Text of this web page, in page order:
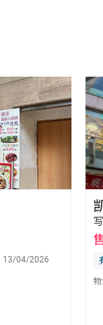
13/04/2026
物